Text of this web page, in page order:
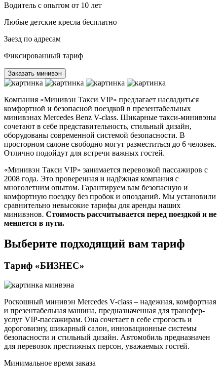
Водитель c опытом от 10 лет
Любые детские кресла бесплатно
Заезд по адресам
Фиксированный тариф
Заказать минивэн
Компания «Минивэн Такси VIP» предлагает насладиться
комфортной и безопасной поездкой в презентабельных
минивэнах Mercedes Benz V-class. Шикарные такси-минивэны
сочетают в себе представительность, стильный дизайн,
оборудованы современной системой безопасности. В
просторном салоне свободно могут разместиться до 6 человек.
Отлично подойдут для встречи важных гостей.
«Минивэн Такси VIP» занимается перевозкой пассажиров с
2008 года. Это проверенная и надёжная компания с
многолетним опытом. Гарантируем вам безопасную и
комфортную поездку без пробок и опозданий. Мы установили
сравнительно невысокие тарифы для аренды наших
минивэнов. Стоимость рассчитывается перед поездкой и не
меняется в пути.
Выберите подходящий вам тариф
Тариф «БИЗНЕС»
Роскошный минивэн Mercedes V-class – надежная, комфортная
и презентабельная машина, предназначенная для трансфер-
услуг VIP-пассажирам. Она сочетает в себе строгость и
дороговизну, шикарный салон, инновационные системы
безопасности и стильный дизайн. Автомобиль предназначен
для перевозок престижных персон, уважаемых гостей.
Минимальное время заказа